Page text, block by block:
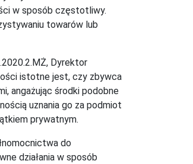
w sposób częstotliwy.
towarów lub
Dyrektor
istotne jest, czy zbywca
angażując środki podobne
uznania go za podmiot
prywatnym.
do
działania w sposób